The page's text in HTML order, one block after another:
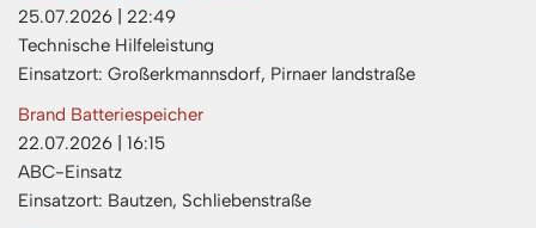
25.07.2026
22:49
Technische Hilfeleistung
Einsatzort: Großerkmannsdorf, Pirnaer landstraße
Brand Batteriespeicher
22.07.2026
16:15
ABC-Einsatz
Einsatzort: Bautzen, Schliebenstraße